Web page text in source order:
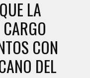
LA
CON
DEL